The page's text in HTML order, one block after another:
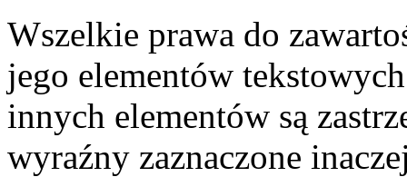
Wszelkie prawa do
jego elementów
innych elementów są
wyraźny zaznaczone